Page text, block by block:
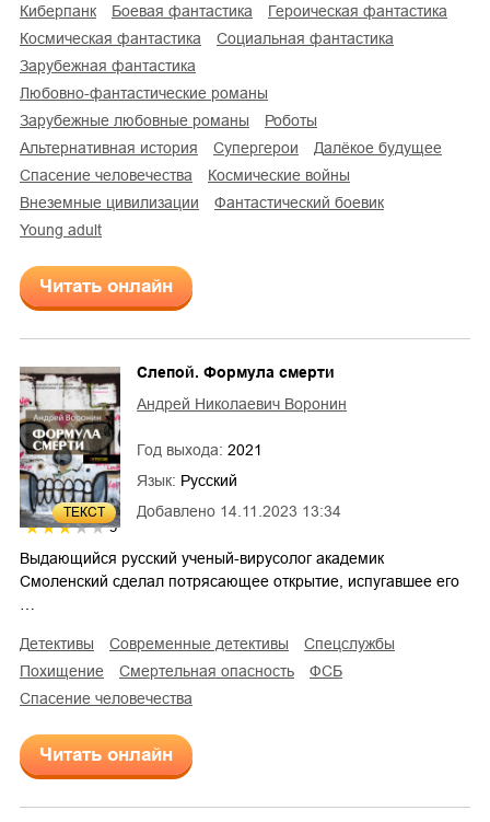
киберпанк
боевая фантастика
героическая фантастика
космическая фантастика
социальная фантастика
зарубежная фантастика
любовно-фантастические романы
зарубежные любовные романы
роботы
альтернативная история
супергерои
далёкое будущее
спасение человечества
космические войны
внеземные цивилизации
фантастический боевик
young adult
Читать онлайн
ТЕКСТ
3
Добавлено 14.11.2023 13:34
Слепой. Формула смерти
Андрей Николаевич Воронин
Год выхода: 2021
Язык: Русский
Выдающийся русский ученый-вирусолог академик
Смоленский сделал потрясающее открытие, испугавшее его
детективы современные детективы
спецслужбы
похищение
смертельная опасность
ФСБ
спасение человечества
Читать онлайн